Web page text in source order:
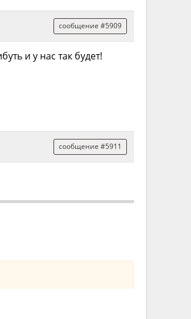
сообщение #5909
и у нас так будет!
сообщение #5911